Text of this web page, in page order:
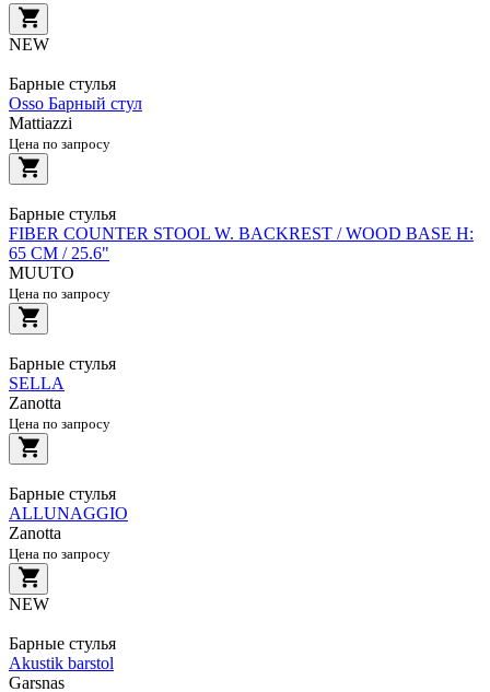
NEW
Барные стулья
Osso Барный стул
Mattiazzi
Цена по запросу
Барные стулья
FIBER COUNTER STOOL W. BACKREST / WOOD BASE H:
65 CM / 25.6"
MUUTO
Цена по запросу
Барные стулья
SELLA
Zanotta
Цена по запросу
Барные стулья
ALLUNAGGIO
Zanotta
Цена по запросу
NEW
Барные стулья
Akustik barstol
Garsnas